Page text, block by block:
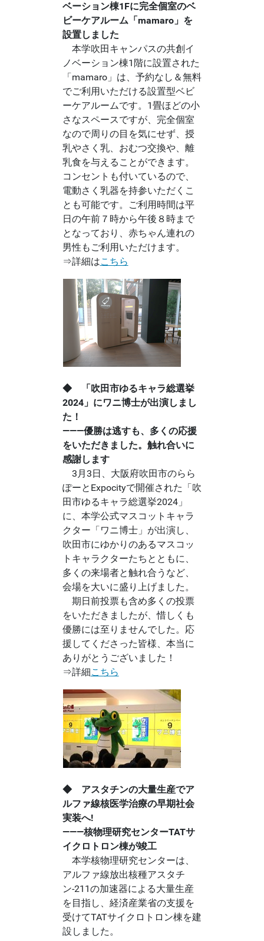
ベーション棟1Fに完全個室のベ
ビーケアルーム「mamaro」を
設置しました
本学吹田キャンパスの共創イ
ノベーション棟1階に設置された
「mamaro」は、予約なし＆無料
でご利用いただける設置型ベビ
ーケアルームです。1畳ほどの小
さなスペースですが、完全個室
なので周りの目を気にせず、授
乳やさく乳、おむつ交換や、離
乳食を与えることができます。
コンセントも付いているので、
電動さく乳器を持参いただくこ
とも可能です。ご利用時間は平
日の午前７時から午後８時まで
となっており、赤ちゃん連れの
男性もご利用いただけます。
⇒詳細はこちら
◆ 「吹田市ゆるキャラ総選挙
2024」にワニ博士が出演しまし
た！
―――優勝は逃すも、多くの応援
をいただきました。触れ合いに
感謝します
3月3日、大阪府吹田市のらら
ぽーとExpocityで開催された「吹
田市ゆるキャラ総選挙2024」
に、本学公式マスコットキャラ
クター「ワニ博士」が出演し、
吹田市にゆかりのあるマスコッ
トキャラクターたちとともに、
多くの来場者と触れ合うなど、
会場を大いに盛り上げました。
期日前投票も含め多くの投票
をいただきましたが、惜しくも
優勝には至りませんでした。応
援してくださった皆様、本当に
ありがとうございました！
⇒詳細こちら
◆ アスタチンの大量生産でア
ルファ線核医学治療の早期社会
実装へ!
―――核物理研究センターTATサ
イクロトロン棟が竣工
本学核物理研究センターは、
アルファ線放出核種アスタチ
ン-211の加速器による大量生産
を目指し、経済産業省の支援を
受けてTATサイクロトロン棟を建
設しました。